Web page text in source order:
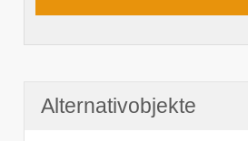
Alternativobjekte